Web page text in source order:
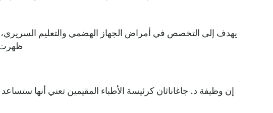
يهدف إلى التخصص في أمراض الجهاز الهضمي والتعليم
ظهرت
إن وظيفة د. جاغاناثان كرئيسة الأطباء المقيمين تعني أنها